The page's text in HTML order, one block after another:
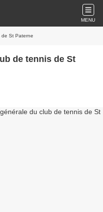
MENU
de St Paterne
de tennis de St